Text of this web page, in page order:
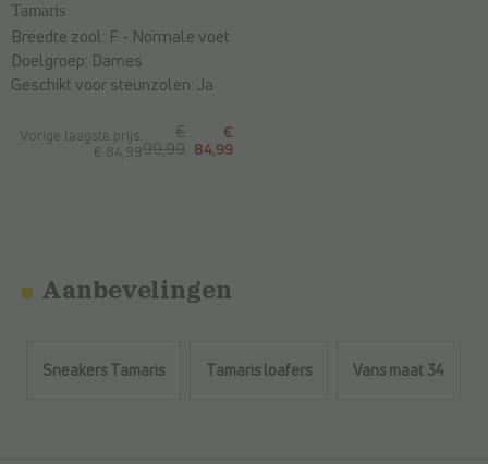
Tamaris
Vorige laagste prijs:
€ 84,99
€
99,99
€
84,99
Breedte zool: F - Normale voet
Doelgroep: Dames
Geschikt voor steunzolen:Ja
Aanbevelingen
Sneakers Tamaris Tamaris loafers Vans maat 34